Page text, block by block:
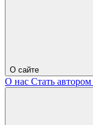
О сайте
О нас Стать автором